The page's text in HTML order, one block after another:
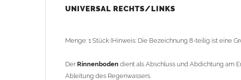
anschließend abgedichtet bzw. verlötet werden.
Technische Daten:
Material: Zink (Titanzink)
UNIVERSAL RECHTS/LINKS
Menge: 1 Stück (Hinweis: Die Bezeichnung 8-teilig ist eine
Der Rinnenboden dient als Abschluss und Abdichtung am
Ableitung des Regenwassers.